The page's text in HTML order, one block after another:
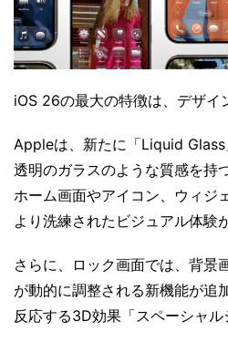
iOS 26の最大の特徴は、デザイ
Appleは、新たに「Liquid
透明のガラスのような質感を持
ホーム画面やアイコン、ウィジ
より洗練されたビジュアル体験
さらに、ロック画面では、背景
が動的に調整される新機能が追
反応する3D効果「スペーシャル